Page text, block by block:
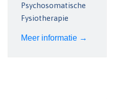
Psychosomatische
Fysiotherapie
Meer informatie →